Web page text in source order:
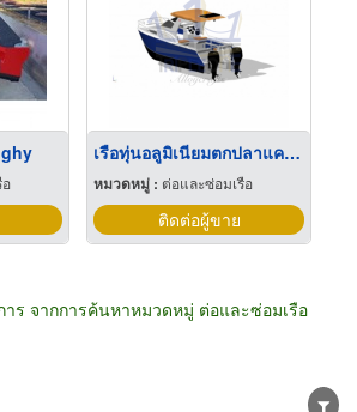
เรือทุ่นอลูมิเนียมตกปลาแคททามาราน รุ่น Double Spear
หมวดหมู่ : ต่อและซ่อมเรือ
ติดต่อผู้ขาย
าร จากการค้นหาหมวดหมู่ ต่อและซ่อมเรือ